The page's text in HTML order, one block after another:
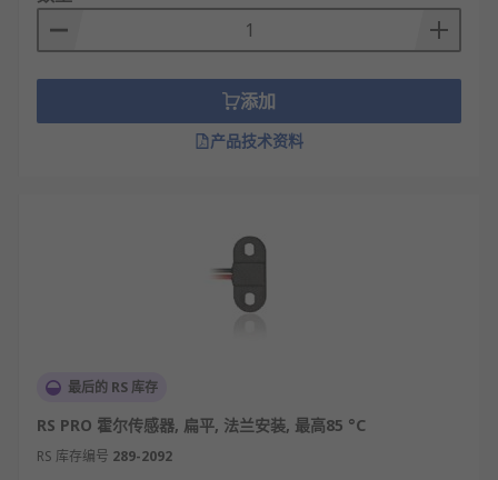
添加
产品技术资料
最后的 RS 库存
RS PRO 霍尔传感器, 扁平, 法兰安装, 最高85 °C
RS 库存编号 289-2092